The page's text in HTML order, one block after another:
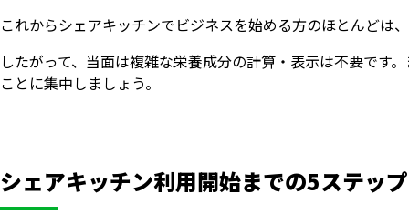
これからシェアキッチンでビジネスを始める方のほとんどは
したがって、当面は複雑な栄養成分の計算・表示は不要です
ことに集中しましょう。
シェアキッチン利用開始までの5ステップ